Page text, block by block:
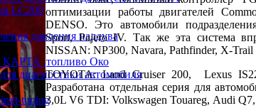
LC200
давления наддува
КАРТА ,топливо Око
диагностики автомобиля
tuning
оптимизации работы двигателей
DENSO. Это автомобили
Sport, Pajero IV. Так же эта система
NISSAN: NP300, Navara, Pathfinder, X-
TOYOTA: Land Cruiser 200, Lexus
Разработана отдельная серия для
3,0L V6 TDI: Volkswagen Touareg, Audi